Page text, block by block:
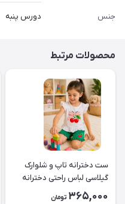
جنس دورس پنبه
محصولات مرتبط
ست دخترانه تاپ و شلوارک
گیلاسی لباس راحتی دخترانه
365,000 تومان